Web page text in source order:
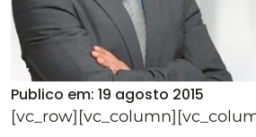
Publico em: 19 agosto 2015